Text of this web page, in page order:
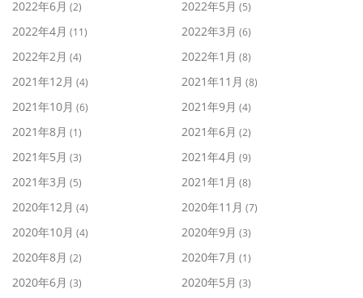
2022年6月 (2) 2022年5月 (5)
2022年4月 (11) 2022年3月 (6)
2022年2月 (4) 2022年1月 (8)
2021年12月 (4) 2021年11月 (8)
2021年10月 (6) 2021年9月 (4)
2021年8月 (1) 2021年6月 (2)
2021年5月 (3) 2021年4月 (9)
2021年3月 (5) 2021年1月 (8)
2020年12月 (4) 2020年11月 (7)
2020年10月 (4) 2020年9月 (3)
2020年8月 (2) 2020年7月 (1)
2020年6月 (3) 2020年5月 (3)